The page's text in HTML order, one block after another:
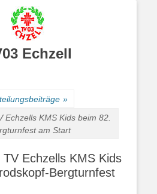
Echzell
»
Echzells KMS Kids beim 82.
am Start
Echzells KMS Kids
Bergturnfest